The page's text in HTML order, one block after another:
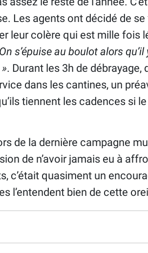
Les agents ont décidé de
leur colère qui est mille fois
s’épuise au boulot alors
. Durant les 3h de débrayage,
dans les cantines, un
tiennent les cadences si
de la dernière campagne
de n’avoir jamais eu à
c’était quasiment un
l’entendent bien de cette